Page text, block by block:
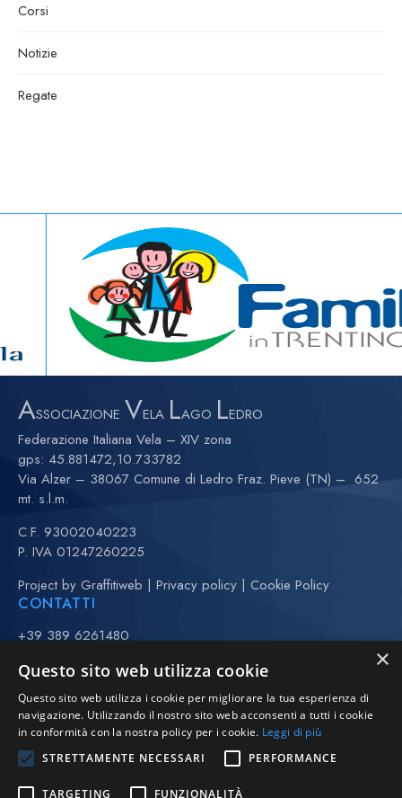
Corsi
Notizie
Regate
ASSOCIAZIONE VELA LAGO LEDRO
Federazione Italiana Vela – XIV zona
gps: 45.881472,10.733782
Via Alzer – 38067 Comune di Ledro Fraz. Pieve (TN) – 652
mt. s.l.m.
C.F. 93002040223
P. IVA 01247260225
Project by Graffitiweb | Privacy policy | Cookie Policy
CONTATTI
+39 389 6261480
(maggio-settembre)
vela@avll.it
regate@avll.it
scuolavela@avll.it
FOLLOW US
×
Questo sito web utilizza cookie
Questo sito web utilizza i cookie per migliorare la tua esperienza di
navigazione. Utilizzando il nostro sito web acconsenti a tutti i cookie
in conformità con la nostra policy per i cookie. Leggi di più
STRETTAMENTE NECESSARI
PERFORMANCE
TARGETING FUNZIONALITÀ